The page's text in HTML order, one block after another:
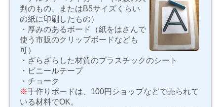
判のもの、またはB5サイズくらい
の紙に印刷したもの）
・厚みのあるボード（紙をはさんで
使う市販のクリップボードなども
可）
・ざらざらした材質のプラスチックのシート
・ビニールテープ
・チョーク
※手作りボードは、100円ショップなどで売られて
いる材料でOK。